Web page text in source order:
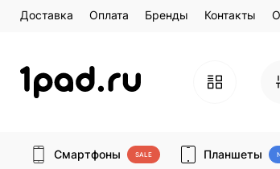
Доставка Оплата Бренды Контакты
Смартфоны SALE Планшеты